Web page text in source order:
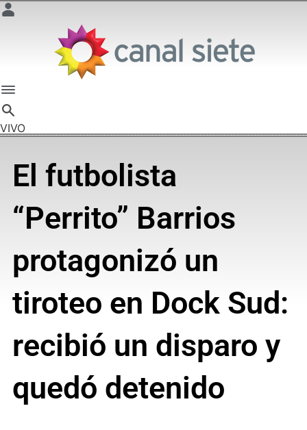
VIVO
El futbolista
“Perrito” Barrios
protagonizó un
tiroteo en Dock Sud:
recibió un disparo y
quedó detenido